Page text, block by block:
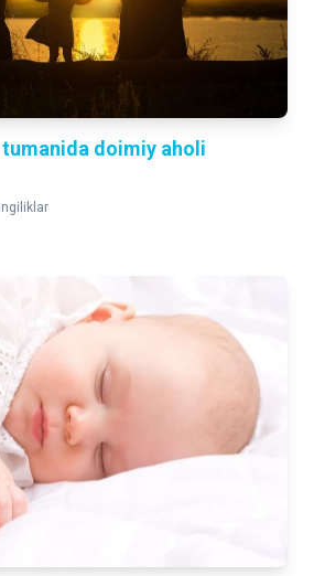
hisobi bo'yicha
doimiy aholi